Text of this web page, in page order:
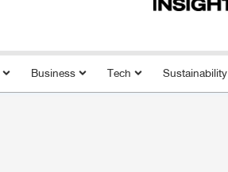
Business Tech Sustainability